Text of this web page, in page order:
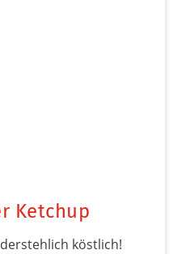
Ketchup
köstlich!